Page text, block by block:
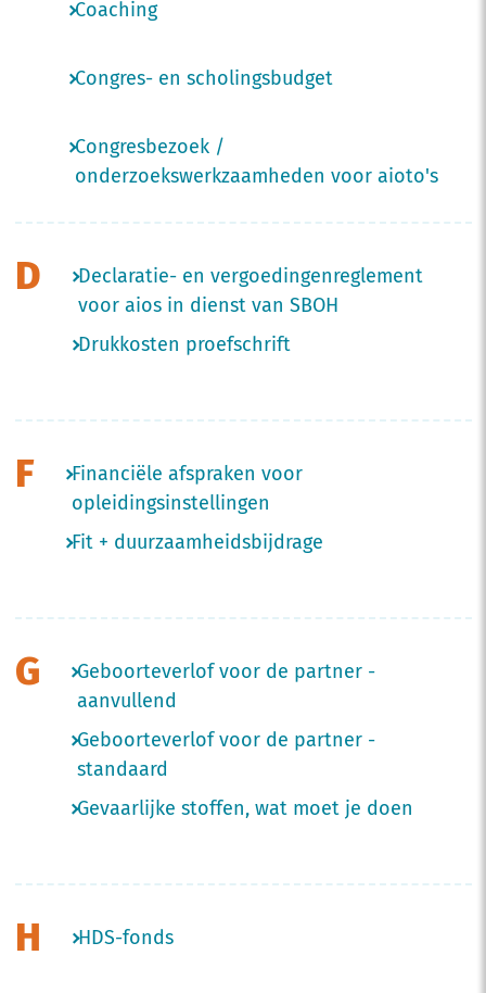
Coaching
Congres- en scholingsbudget
Congresbezoek /
onderzoekswerkzaamheden voor aioto's
D
Declaratie- en vergoedingenreglement
voor aios in dienst van SBOH
Drukkosten proefschrift
F
Financiële afspraken voor
opleidingsinstellingen
Fit + duurzaamheidsbijdrage
G
Geboorteverlof voor de partner -
aanvullend
Geboorteverlof voor de partner -
standaard
Gevaarlijke stoffen, wat moet je doen
H HDS-fonds